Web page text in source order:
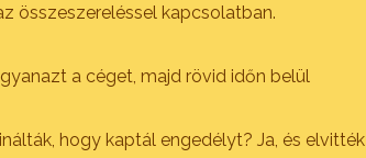
összeszereléssel kapcsolatban.
a céget, majd rövid időn belül
hogy kaptál engedélyt? Ja, és elvitték